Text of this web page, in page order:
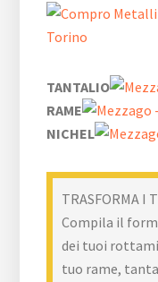
TANTALIO
RAME
NICHEL
TRASFORMA I
Compila il
dei tuoi
tuo rame,